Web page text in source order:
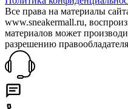
Все права на материалы
www.sneakermall.ru,
материалов может
разрешению правообладателя